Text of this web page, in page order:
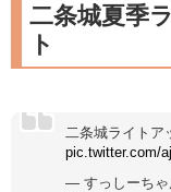
二条城夏季
ト
二条城ライトア
pic.twitter.com/
— すっしーちゃ